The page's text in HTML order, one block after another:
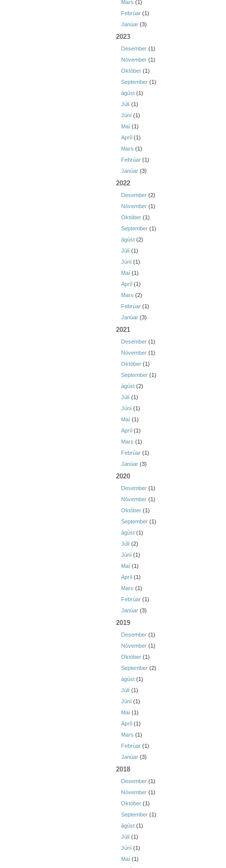
Mars (1)
Febrúar (1)
Janúar (3)
2023
Desember (1)
Nóvember (1)
Október (1)
September (1)
ágúst (1)
Júlí (1)
Júní (1)
Maí (1)
Apríl (1)
Mars (1)
Febrúar (1)
Janúar (3)
2022
Desember (2)
Nóvember (1)
Október (1)
September (1)
ágúst (2)
Júlí (1)
Júní (1)
Maí (1)
Apríl (1)
Mars (2)
Febrúar (1)
Janúar (3)
2021
Desember (1)
Nóvember (1)
Október (1)
September (1)
ágúst (2)
Júlí (1)
Júní (1)
Maí (1)
Apríl (1)
Mars (1)
Febrúar (1)
Janúar (3)
2020
Desember (1)
Nóvember (1)
Október (1)
September (1)
ágúst (1)
Júlí (2)
Júní (1)
Maí (1)
Apríl (1)
Mars (1)
Febrúar (1)
Janúar (3)
2019
Desember (1)
Nóvember (1)
Október (1)
September (2)
ágúst (1)
Júlí (1)
Júní (1)
Maí (1)
Apríl (1)
Mars (1)
Febrúar (1)
Janúar (3)
2018
Desember (1)
Nóvember (1)
Október (1)
September (1)
ágúst (1)
Júlí (1)
Júní (1)
Maí (1)